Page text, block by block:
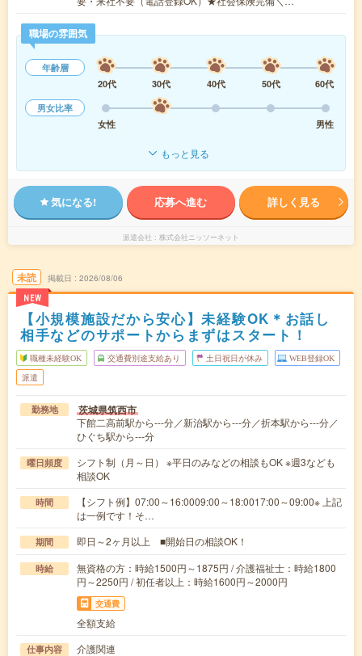
職場の雰囲気
年齢層
20代
30代 40代 50代
60代
男女比率
女性
男性
もっと見る
気になる! 応募へ進む 詳しく見る
派遣会社 株式会社ニッソーネット
未読
NEW
掲載日 2026/08/06
【小規模施設だから安心】未経験OK＊お話し
相手などのサポートからまずはスタート！
職種未経験OK 交通費別途支給あり 土日祝日が休み WEB登録OK
派遣
勤務地 茨城県筑西市
下館二高前駅から---分／新治駅から---分／折本駅から---分／
ひぐち駅から---分
曜日頻度
シフト制（月～日） ※平日のみなどの相談もOK ※週3なども
相談OK
時間
【シフト例】07:00～16:0009:00～18:0017:00～09:00※ 上記
は一例です！そ…
期間 即日～2ヶ月以上 ■開始日の相談OK！
時給
無資格の方：時給1500円～1875円 / 介護福祉士：時給1800
円～2250円 / 初任者以上：時給1600円～2000円
交通費
全額支給
仕事内容
介護関連